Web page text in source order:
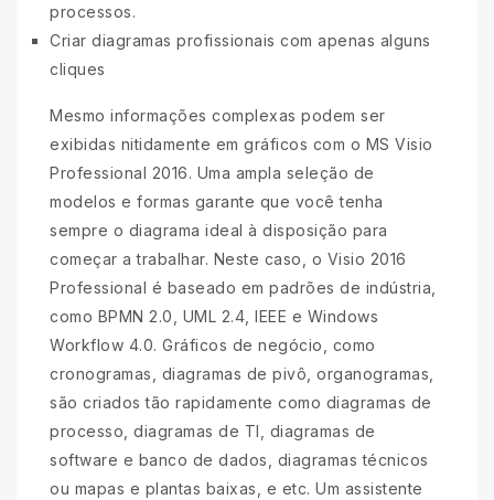
processos.
Criar diagramas profissionais com apenas alguns
cliques
Mesmo informações complexas podem ser
exibidas nitidamente em gráficos com o MS Visio
Professional 2016. Uma ampla seleção de
modelos e formas garante que você tenha
sempre o diagrama ideal à disposição para
começar a trabalhar. Neste caso, o Visio 2016
Professional é baseado em padrões de indústria,
como BPMN 2.0, UML 2.4, IEEE e Windows
Workflow 4.0. Gráficos de negócio, como
cronogramas, diagramas de pivô, organogramas,
são criados tão rapidamente como diagramas de
processo, diagramas de TI, diagramas de
software e banco de dados, diagramas técnicos
ou mapas e plantas baixas, e etc. Um assistente